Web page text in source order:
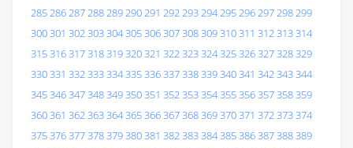
285286287288289290291 292293294295296297298299
300301 302303304305306307308309310311 312313314
315316317318319320321 322323324325326327328329
330331 332333334335336337338339340341 342343344
345346347348349350351 352353354355356357358359
360361 362363364365366367368369370371 372373374
375376377378379380381 382383384385386387388389